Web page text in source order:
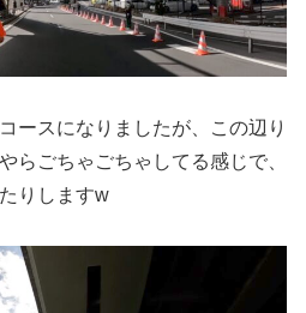
ースになりましたが、この辺り
らごちゃごちゃしてる感じで、
りしますw